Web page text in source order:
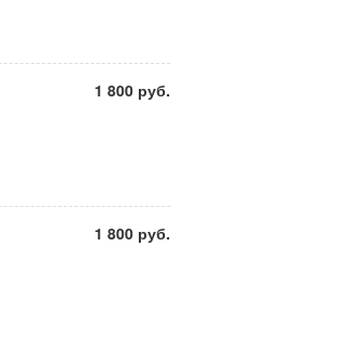
1 800 руб.
1 800 руб.